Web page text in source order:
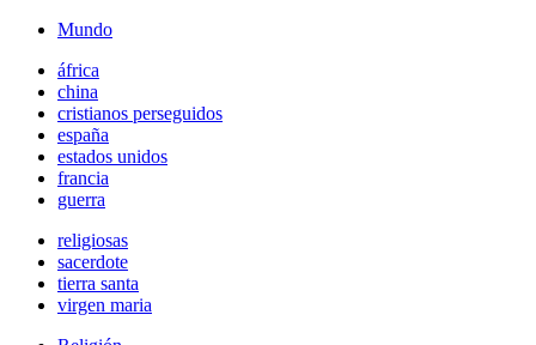
Mundo
áfrica
china
cristianos perseguidos
españa
estados unidos
francia
guerra
religiosas
sacerdote
tierra santa
virgen maria